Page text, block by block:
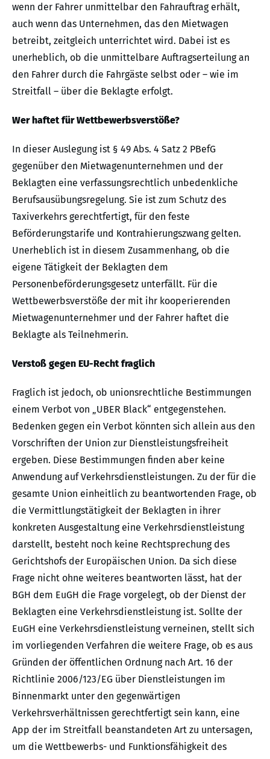
wenn der Fahrer unmittelbar den Fahrauftrag erhält,
auch wenn das Unternehmen, das den Mietwagen
betreibt, zeitgleich unterrichtet wird. Dabei ist es
unerheblich, ob die unmittelbare Auftragserteilung an
den Fahrer durch die Fahrgäste selbst oder – wie im
Streitfall – über die Beklagte erfolgt.
Wer haftet für Wettbewerbsverstöße?
In dieser Auslegung ist § 49 Abs. 4 Satz 2 PBefG
gegenüber den Mietwagenunternehmen und der
Beklagten eine verfassungsrechtlich unbedenkliche
Berufsausübungsregelung. Sie ist zum Schutz des
Taxiverkehrs gerechtfertigt, für den feste
Beförderungstarife und Kontrahierungszwang gelten.
Unerheblich ist in diesem Zusammenhang, ob die
eigene Tätigkeit der Beklagten dem
Personenbeförderungsgesetz unterfällt. Für die
Wettbewerbsverstöße der mit ihr kooperierenden
Mietwagenunternehmer und der Fahrer haftet die
Beklagte als Teilnehmerin.
Verstoß gegen EU-Recht fraglich
Fraglich ist jedoch, ob unionsrechtliche Bestimmungen
einem Verbot von „UBER Black“ entgegenstehen.
Bedenken gegen ein Verbot könnten sich allein aus den
Vorschriften der Union zur Dienstleistungsfreiheit
ergeben. Diese Bestimmungen finden aber keine
Anwendung auf Verkehrsdienstleistungen. Zu der für die
gesamte Union einheitlich zu beantwortenden Frage, ob
die Vermittlungstätigkeit der Beklagten in ihrer
konkreten Ausgestaltung eine Verkehrsdienstleistung
darstellt, besteht noch keine Rechtsprechung des
Gerichtshofs der Europäischen Union. Da sich diese
Frage nicht ohne weiteres beantworten lässt, hat der
BGH dem EuGH die Frage vorgelegt, ob der Dienst der
Beklagten eine Verkehrsdienstleistung ist. Sollte der
EuGH eine Verkehrsdienstleistung verneinen, stellt sich
im vorliegenden Verfahren die weitere Frage, ob es aus
Gründen der öffentlichen Ordnung nach Art. 16 der
Richtlinie 2006/123/EG über Dienstleistungen im
Binnenmarkt unter den gegenwärtigen
Verkehrsverhältnissen gerechtfertigt sein kann, eine
App der im Streitfall beanstandeten Art zu untersagen,
um die Wettbewerbs- und Funktionsfähigkeit des